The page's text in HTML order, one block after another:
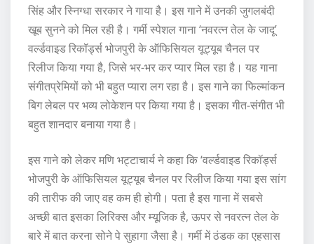
सिंह और स्निग्धा सरकार ने गाया है। इस गाने में उनकी जुगलबंदी
खूब सुनने को मिल रही है। गर्मी स्पेशल गाना ‘नवरत्न तेल के जादू’
वर्ल्डवाइड रिकॉर्ड्स भोजपुरी के ऑफिसियल यूट्यूब चैनल पर
रिलीज किया गया है, जिसे भर-भर कर प्यार मिल रहा है। यह गाना
संगीतप्रेमियों को भी बहुत प्यारा लग रहा है। इस गाने का फिल्मांकन
बिग लेबल पर भव्य लोकेशन पर किया गया है। इसका गीत-संगीत भी
बहुत शानदार बनाया गया है।
इस गाने को लेकर मणि भट्टाचार्य ने कहा कि ‘वर्ल्डवाइड रिकॉर्ड्स
भोजपुरी के ऑफिसियल यूट्यूब चैनल पर रिलीज किया गया इस सांग
की तारीफ की जाए वह कम ही होगी। पता है इस गाना में सबसे
अच्छी बात इसका लिरिक्स और म्यूजिक है, ऊपर से नवरत्न तेल के
बारे में बात करना सोने पे सुहागा जैसा है। गर्मी में ठंडक का एहसास